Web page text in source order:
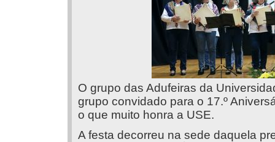
O grupo das Adufeiras da
grupo convidado para o 17.º
o que muito honra a USE.
A festa decorreu na sede daquela